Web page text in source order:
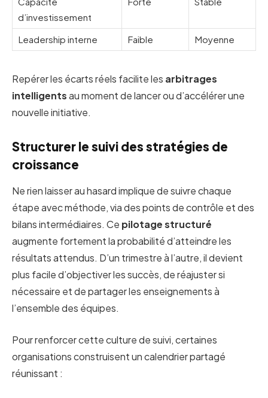
d’investissement
Leadership interne Faible Moyenne
Repérer les écarts réels facilite les arbitrages
intelligentsau moment de lancer ou d’accélérer une
nouvelle initiative.
Structurer le suivi des stratégies de
croissance
Ne rien laisser au hasard implique de suivre chaque
étape avec méthode, via des points de contrôle et des
bilans intermédiaires. Ce pilotage structuré
augmente fortement la probabilité d’atteindre les
résultats attendus. D’un trimestre à l’autre, il devient
plus facile d’objectiver les succès, de réajuster si
nécessaire et de partager les enseignements à
l’ensemble des équipes.
Pour renforcer cette culture de suivi, certaines
organisations construisent un calendrier partagé
réunissant :